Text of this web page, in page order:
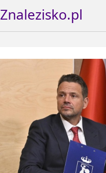
Znalezisko.pl